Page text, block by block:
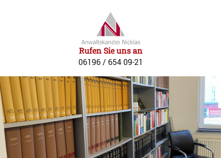
Rufen Sie uns an
06196 / 654 09-21